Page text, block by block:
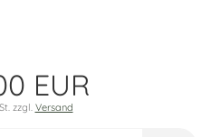
EUR
zzgl. Versand